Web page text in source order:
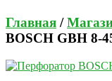
Главная /
BOSCH GBH 8-